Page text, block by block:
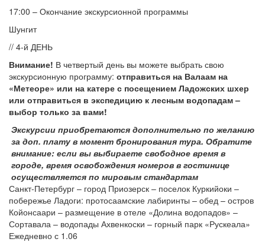
17:00 – Окончание экскурсионной программы
Шунгит
// 4-й ДЕНЬ
Внимание! В четвертый день вы можете выбрать свою
экскурсионную программу: отправиться на Валаам на
«Метеоре» или на катере с посещением Ладожских шхер
или отправиться в экспедицию к лесным водопадам –
выбор только за вами!
Экскурсии приобретаются дополнительно по желанию
за доп. плату в момент бронирования тура. Обратите
внимание: если вы выбираете свободное время в
городе, время освобождения номеров в гостинице
осуществляется по мировым стандартам
Санкт-Петербург – город Приозерск – поселок Куркийоки –
побережье Ладоги: протосаамские лабиринты – обед – остров
Койонсаари – размещение в отеле «Долина водопадов» –
Сортавала – водопады Ахвенкоски – горный парк «Рускеала»
Ежедневно с 1.06